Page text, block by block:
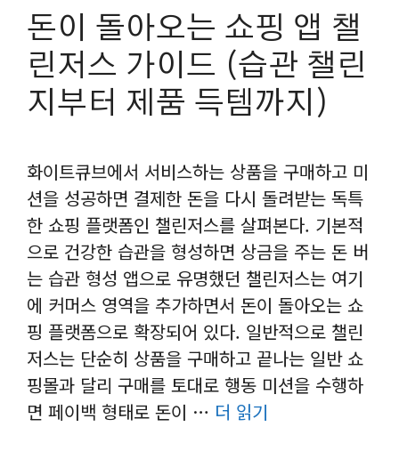
돈이 돌아오는 쇼핑 앱 챌
린저스 가이드 (습관 챌린
지부터 제품 득템까지)
화이트큐브에서 서비스하는 상품을 구매하고 미
션을 성공하면 결제한 돈을 다시 돌려받는 독특
한 쇼핑 플랫폼인 챌린저스를 살펴본다. 기본적
으로 건강한 습관을 형성하면 상금을 주는 돈 버
는 습관 형성 앱으로 유명했던 챌린저스는 여기
에 커머스 영역을 추가하면서 돈이 돌아오는 쇼
핑 플랫폼으로 확장되어 있다. 일반적으로 챌린
저스는 단순히 상품을 구매하고 끝나는 일반 쇼
핑몰과 달리 구매를 토대로 행동 미션을 수행하
면 페이백 형태로 돈이 … 더 읽기